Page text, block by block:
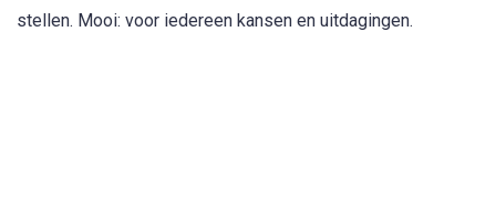
stellen. Mooi: voor iedereen kansen en uitdagingen.